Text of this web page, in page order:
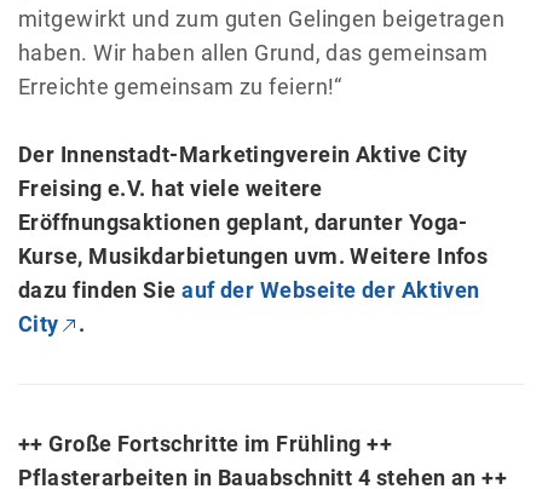
mitgewirkt und zum guten Gelingen beigetragen
haben. Wir haben allen Grund, das gemeinsam
Erreichte gemeinsam zu feiern!“
Der Innenstadt-Marketingverein Aktive City
Freising e.V. hat viele weitere
Eröffnungsaktionen geplant, darunter Yoga-
Kurse, Musikdarbietungen uvm. Weitere Infos
dazu finden Sieauf der Webseite der Aktiven
City
.
++ Große Fortschritte im Frühling ++
Pflasterarbeiten in Bauabschnitt 4 stehen an ++